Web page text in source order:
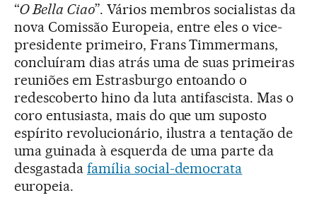
“O Bella Ciao”. Vários membros socialistas da
nova Comissão Europeia, entre eles o vice-
presidente primeiro, Frans Timmermans,
concluíram dias atrás uma de suas primeiras
reuniões em Estrasburgo entoando o
redescoberto hino da luta antifascista. Mas o
coro entusiasta, mais do que um suposto
espírito revolucionário, ilustra a tentação de
uma guinada à esquerda de uma parte da
desgastada família social-democrata
europeia.